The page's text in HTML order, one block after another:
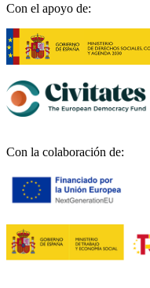
Con el apoyo de:
Con la colaboración de: